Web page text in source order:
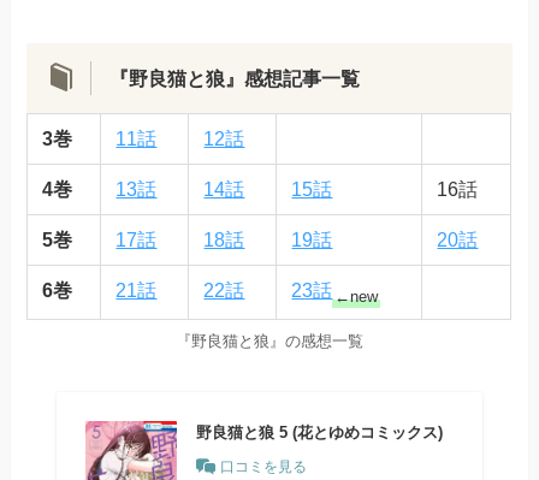
『野良猫と狼』感想記事一覧
3巻 11話 12話
4巻 13話 14話 15話 16話
5巻 17話 18話 19話 20話
6巻 21話 22話 23話←new
『野良猫と狼』の感想一覧
野良猫と狼 5 (花とゆめコミックス)
口コミを見る